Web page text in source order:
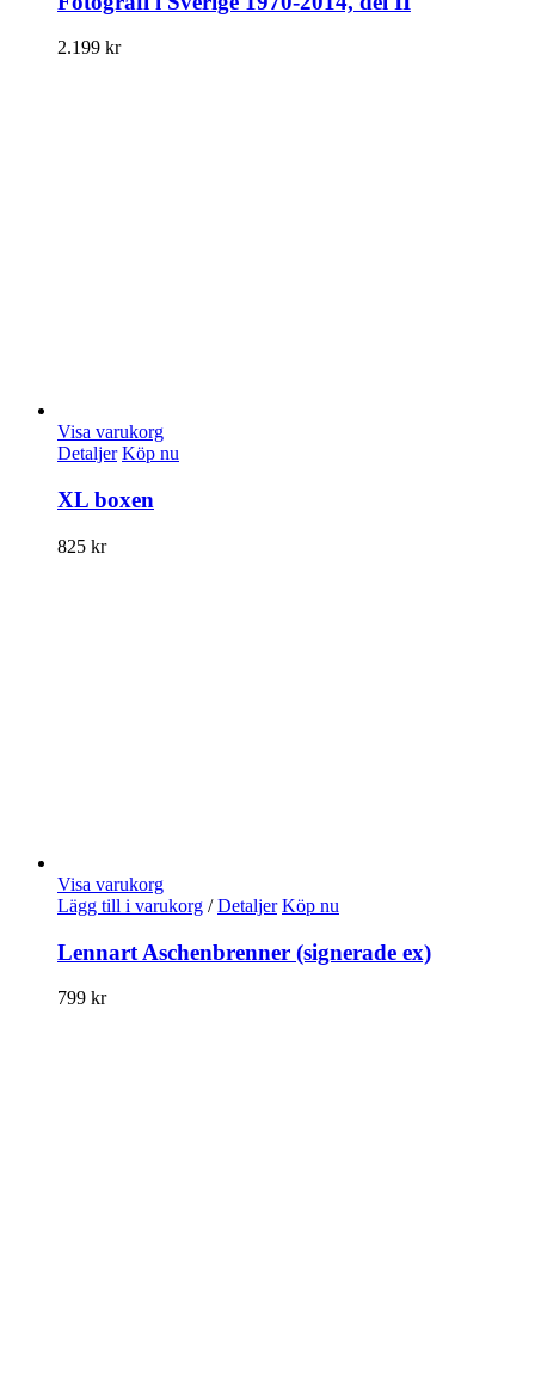
2.199 kr
Visa varukorg
Detaljer Köp nu
XL boxen
825 kr
Visa varukorg
Lägg till i varukorg / Detaljer Köp nu
Lennart Aschenbrenner (signerade ex)
799 kr